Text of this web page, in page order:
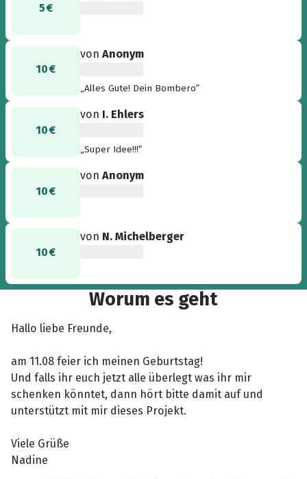
5 €
10 €
vonAnonym
„Alles Gute! Dein Bombero“
10 €
von I. Ehlers
„Super Idee!!!“
10 €
vonAnonym
10 €
von N. Michelberger
Worum es geht
Hallo liebe Freunde,
am 11.08 feier ich meinen Geburtstag!
Und falls ihr euch jetzt alle überlegt was ihr mir
schenken könntet, dann hört bitte damit auf und
unterstützt mit mir dieses Projekt.
Viele Grüße
Nadine